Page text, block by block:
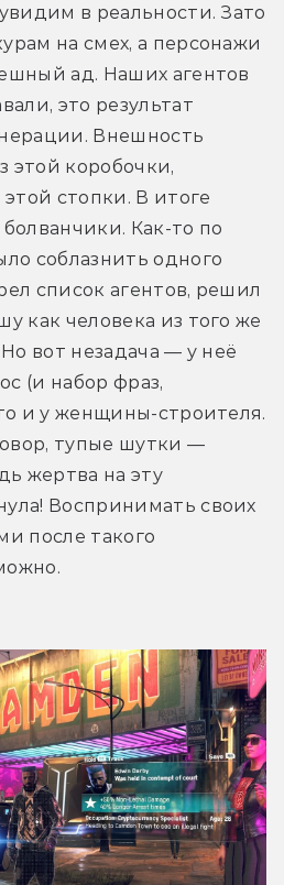
в реальности. Зато
на смех, а персонажи
ад. Наших агентов
это результат
Внешность
этой коробочки,
стопки. В итоге
Как-то по
соблазнить одного
список агентов, решил
как человека из того же
вот незадача — у неё
(и набор фраз,
и у женщины-строителя.
тупые шутки —
жертва на эту
Воспринимать своих
после такого